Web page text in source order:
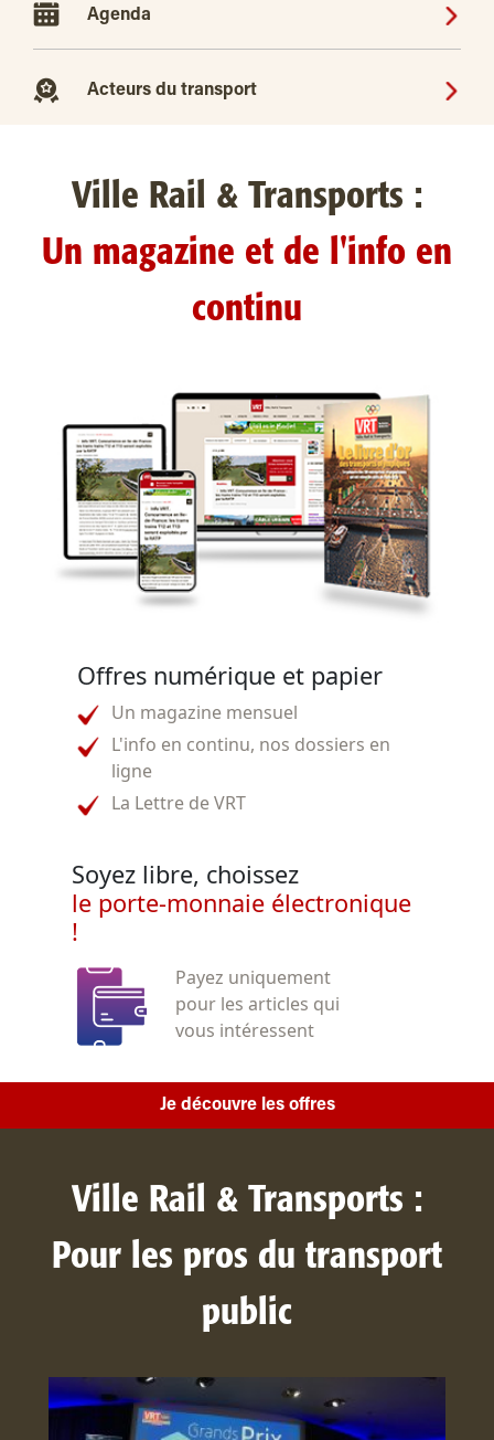
Agenda
Acteurs du transport
Ville Rail & Transports :
Un magazine et de l'info en
continu
Offres numérique et papier
Un magazine mensuel
L'info en continu, nos dossiers en
ligne
La Lettre de VRT
Soyez libre, choissez
le porte-monnaie électronique
!
Payez uniquement
pour les articles qui
vous intéressent
Je découvre les offres
Ville Rail & Transports :
Pour les pros du transport
public